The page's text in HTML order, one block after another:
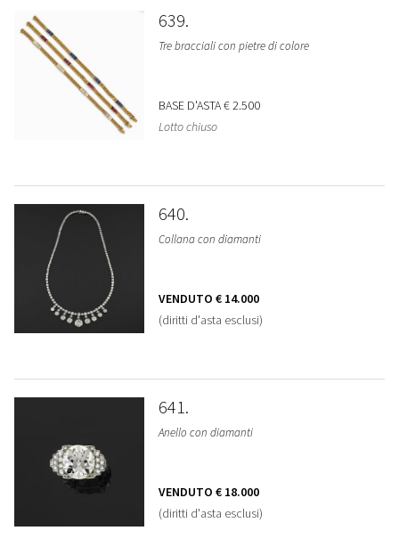
639
Tre bracciali con pietre di colore
BASE D'ASTA€ 2.500
Lotto chiuso
640
Collana con diamanti
VENDUTO € 14.000
(diritti d'asta esclusi)
641
Anello con diamanti
VENDUTO € 18.000
(diritti d'asta esclusi)